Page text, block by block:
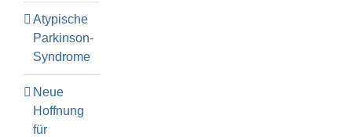
Atypische
Parkinson-
Syndrome
Neue
Hoffnung
für